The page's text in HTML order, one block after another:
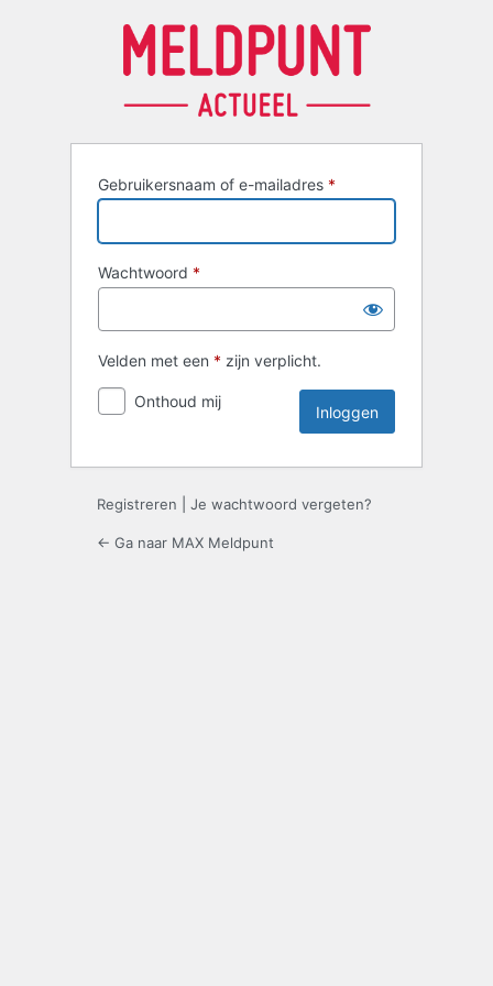
Gebruikersnaam of e-mailadres *
Wachtwoord *
Velden met een * zijn verplicht.
Onthoud mij
Registreren Je wachtwoord vergeten?
← Ga naar MAX Meldpunt